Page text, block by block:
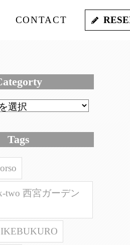
CONTACT
Tags
two 西宮ガーデン